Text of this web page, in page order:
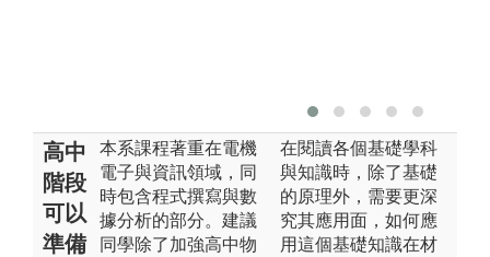
高中
階段
可以
準備
本系課程著重在電機
電子與資訊領域，同
時包含程式撰寫與數
據分析的部分。建議
同學除了加強高中物
在閱讀各個基礎學科
與知識時，除了基礎
的原理外，需要更深
究其應用面，如何應
用這個基礎知識在材